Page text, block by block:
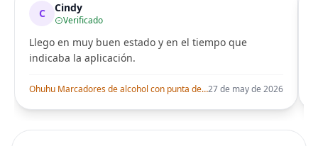
C Cindy
Verificado
Llego en muy buen estado y en el tiempo que
indicaba la aplicación.
Ohuhu Marcadores de alcohol con punta de pincel – Juego de marcadores artísticos de doble punta con certificación AP para artistas adultos27 de may de 2026